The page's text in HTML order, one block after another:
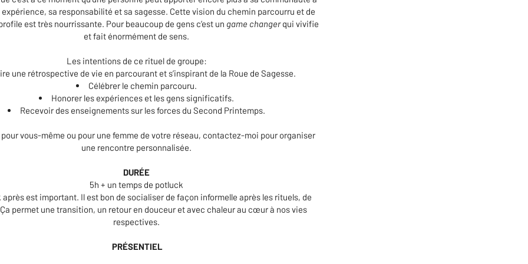
sa responsabilité et sa sagesse. Cette vision du chemin parcourru et de
est très nourrissante. Pour beaucoup de gens c’est un game changerqui vivifie
et fait énormément de sens.
Les intentions de ce rituel de groupe:
une rétrospective de vie en parcourant et s’inspirant de la Roue de Sagesse.
Célébrer le chemin parcouru.
Honorer les expériences et les gens significatifs.
Recevoir des enseignements sur les forces du Second Printemps.
vous-même ou pour une femme de votre réseau, contactez-moi pour organiser
une rencontre personnalisée.
DURÉE
5h + un temps de potluck
est important. Il est bon de socialiser de façon informelle après les rituels, de
permet une transition, un retour en douceur et avec chaleur au cœur à nos vies
respectives.
PRÉSENTIEL